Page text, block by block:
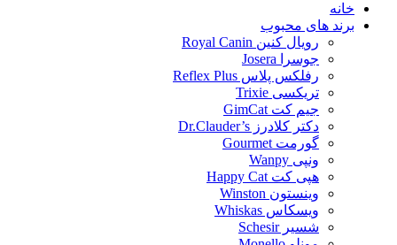
خانه
برند های محبوب
رویال کنین Royal Canin
جوسرا Josera
رفلکس پلاس Reflex Plus
تریکسی Trixie
جیم کت GimCat
دکتر کلادرز Dr.Clauder’s
گورمت Gourmet
ونپی Wanpy
هپی کت Happy Cat
وینستون Winston
ویسکاس Whiskas
شسیر Schesir